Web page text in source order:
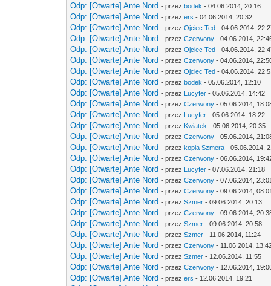
Odp: [Otwarte] Ante Nord - przezbodek - 04.06.2014, 20:16
Odp: [Otwarte] Ante Nord - przezers - 04.06.2014, 20:32
Odp: [Otwarte] Ante Nord - przezOjciec Ted - 04.06.2014,
Odp: [Otwarte] Ante Nord - przezCzerwony - 04.06.2014,
Odp: [Otwarte] Ante Nord - przezOjciec Ted - 04.06.2014,
Odp: [Otwarte] Ante Nord - przezCzerwony - 04.06.2014,
Odp: [Otwarte] Ante Nord - przezOjciec Ted - 04.06.2014,
Odp: [Otwarte] Ante Nord - przezbodek - 05.06.2014, 12:10
Odp: [Otwarte] Ante Nord - przez Lucyfer - 05.06.2014, 14:42
Odp: [Otwarte] Ante Nord - przezCzerwony - 05.06.2014,
Odp: [Otwarte] Ante Nord - przez Lucyfer - 05.06.2014, 18:22
Odp: [Otwarte] Ante Nord - przez Kwiatek - 05.06.2014, 20:35
Odp: [Otwarte] Ante Nord - przezCzerwony - 05.06.2014,
Odp: [Otwarte] Ante Nord - przezkopia Szmera - 05.06.2014,
Odp: [Otwarte] Ante Nord - przezCzerwony - 06.06.2014,
Odp: [Otwarte] Ante Nord - przez Lucyfer - 07.06.2014, 21:18
Odp: [Otwarte] Ante Nord - przezCzerwony - 07.06.2014, 23:01
Odp: [Otwarte] Ante Nord - przezCzerwony - 09.06.2014, 08:01
Odp: [Otwarte] Ante Nord - przezSzmer - 09.06.2014, 20:13
Odp: [Otwarte] Ante Nord - przezCzerwony - 09.06.2014,
Odp: [Otwarte] Ante Nord - przezSzmer - 09.06.2014, 20:58
Odp: [Otwarte] Ante Nord - przezSzmer - 11.06.2014, 11:24
Odp: [Otwarte] Ante Nord - przezCzerwony - 11.06.2014,
Odp: [Otwarte] Ante Nord - przezSzmer - 12.06.2014, 11:55
Odp: [Otwarte] Ante Nord - przezCzerwony - 12.06.2014,
Odp: [Otwarte] Ante Nord - przezers - 12.06.2014, 19:21